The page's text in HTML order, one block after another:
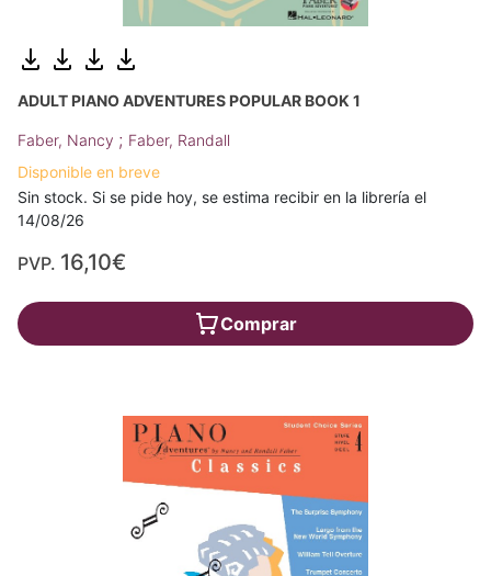
ADULT PIANO ADVENTURES POPULAR BOOK 1
Faber, Nancy ; Faber, Randall
Disponible en breve
Sin stock. Si se pide hoy, se estima recibir en la librería el
14/08/26
PVP. 16,10€
Comprar